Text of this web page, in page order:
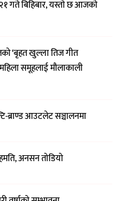
गते बिहिबार, यस्तो छ आजको
‘बृहत खुल्ला तिज गीत
समूहलाई मौलाकाली
ब्राण्ड आउटलेट सञ्चालनमा
अनसन तोडियो